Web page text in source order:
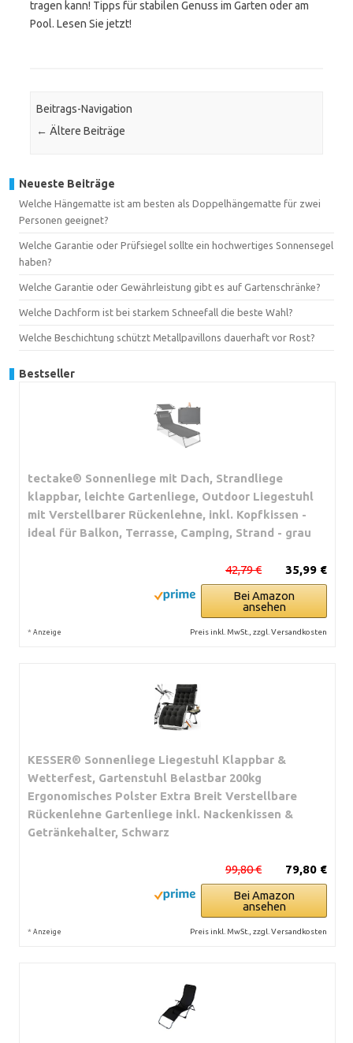
tragen kann! Tipps für stabilen Genuss im Garten oder am
Pool. Lesen Sie jetzt!
Beitrags-Navigation
← Ältere Beiträge
Neueste Beiträge
Welche Hängematte ist am besten als Doppelhängematte für zwei
Personen geeignet?
Welche Garantie oder Prüfsiegel sollte ein hochwertiges Sonnensegel
haben?
Welche Garantie oder Gewährleistung gibt es auf Gartenschränke?
Welche Dachform ist bei starkem Schneefall die beste Wahl?
Welche Beschichtung schützt Metallpavillons dauerhaft vor Rost?
Bestseller
tectake® Sonnenliege mit Dach, Strandliege
klappbar, leichte Gartenliege, Outdoor Liegestuhl
mit Verstellbarer Rückenlehne, inkl. Kopfkissen -
ideal für Balkon, Terrasse, Camping, Strand - grau
35,99 €
42,79 €
Bei Amazon
ansehen
* Anzeige Preis inkl. MwSt., zzgl. Versandkosten
KESSER® Sonnenliege Liegestuhl Klappbar &
Wetterfest, Gartenstuhl Belastbar 200kg
Ergonomisches Polster Extra Breit Verstellbare
Rückenlehne Gartenliege inkl. Nackenkissen &
Getränkehalter, Schwarz
79,80 €
99,80 €
Bei Amazon
ansehen
* Anzeige Preis inkl. MwSt., zzgl. Versandkosten